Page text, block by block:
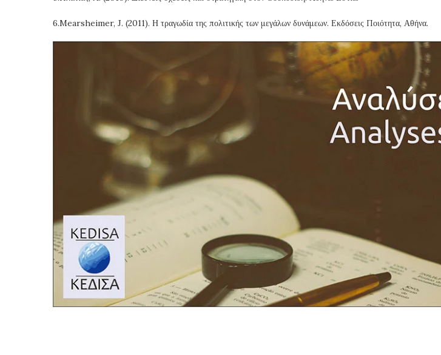
6.Mearsheimer, J. (2011). Η τραγωδία της πολιτικής των μεγάλων δυνάμεων. Εκδόσεις Ποιότητα, Αθήνα.